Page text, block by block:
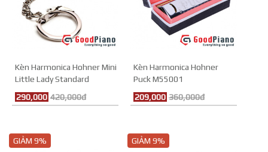
Kèn Harmonica Hohner Mini
Little Lady Standard
M109007
290,000 420,000đ
Kèn Harmonica Hohner
Puck M55001
209,000 360,000đ
GIẢM 9% GIẢM 9%